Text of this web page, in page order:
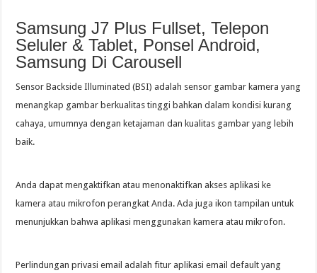
Samsung J7 Plus Fullset, Telepon
Seluler & Tablet, Ponsel Android,
Samsung Di Carousell
Sensor Backside Illuminated (BSI) adalah sensor gambar kamera yang
menangkap gambar berkualitas tinggi bahkan dalam kondisi kurang
cahaya, umumnya dengan ketajaman dan kualitas gambar yang lebih
baik.
Anda dapat mengaktifkan atau menonaktifkan akses aplikasi ke
kamera atau mikrofon perangkat Anda. Ada juga ikon tampilan untuk
menunjukkan bahwa aplikasi menggunakan kamera atau mikrofon.
Perlindungan privasi email adalah fitur aplikasi email default yang